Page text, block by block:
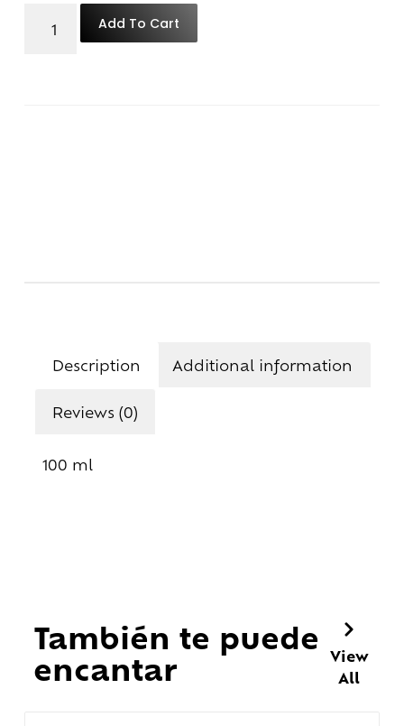
Add To Cart
Description Additional information
Reviews (0)
100 ml
También te puede
encantar
View
All